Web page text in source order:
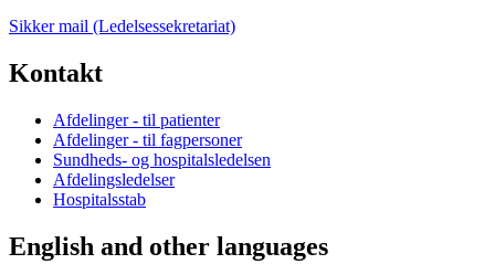
Sikker mail (Ledelsessekretariat)
Kontakt
Afdelinger - til patienter
Afdelinger - til fagpersoner
Sundheds- og hospitalsledelsen
Afdelingsledelser
Hospitalsstab
English and other languages